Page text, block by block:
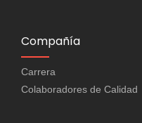
Compañía
Carrera
Colaboradores de Calidad